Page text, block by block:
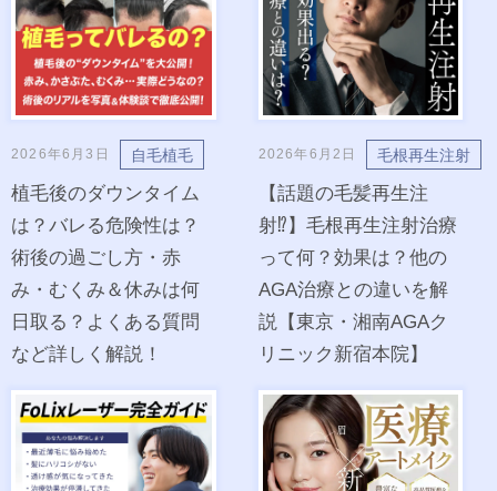
2026年6月3日 自毛植毛
植毛後のダウンタイム
は？バレる危険性は？
術後の過ごし方・赤
み・むくみ＆休みは何
日取る？よくある質問
など詳しく解説！
2026年6月2日 毛根再生注射
【話題の毛髪再生注
射⁉︎】毛根再生注射治療
って何？効果は？他の
AGA治療との違いを解
説【東京・湘南AGAク
リニック新宿本院】